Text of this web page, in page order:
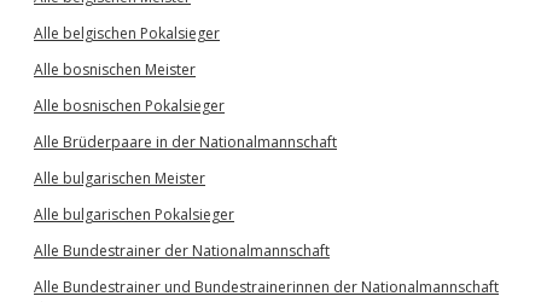
Alle belgischen Pokalsieger
Alle bosnischen Meister
Alle bosnischen Pokalsieger
Alle Brüderpaare in der Nationalmannschaft
Alle bulgarischen Meister
Alle bulgarischen Pokalsieger
Alle Bundestrainer der Nationalmannschaft
Alle Bundestrainer und Bundestrainerinnen der Nationalmannschaft